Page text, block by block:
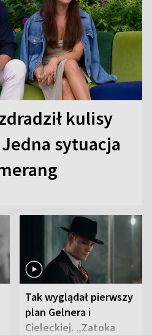
kulisy
sytuacja
Tak wyglądał pierwszy
plan Gelnera i
Cieleckiej. „Zatoka